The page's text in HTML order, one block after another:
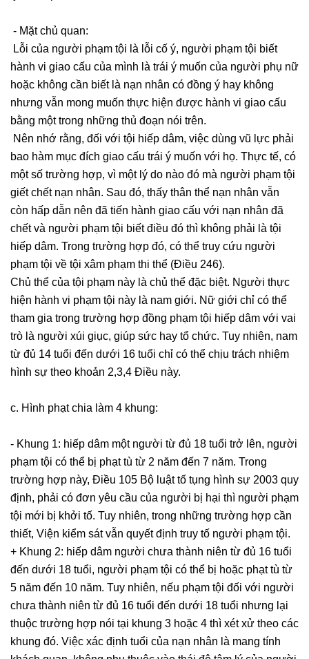
- Mặt chủ quan:
Lỗi của người phạm tội là lỗi cố ý, người phạm tội biết
hành vi giao cấu của mình là trái ý muốn của người phụ nữ
hoặc không cần biết là nạn nhân có đồng ý hay không
nhưng vẫn mong muốn thực hiện được hành vi giao cấu
bằng một trong những thủ đoạn nói trên.
Nên nhớ rằng, đối với tội hiếp dâm, việc dùng vũ lực phải
bao hàm mục đích giao cấu trái ý muốn với họ. Thực tế, có
một số trường hợp, vì một lý do nào đó mà người phạm tội
giết chết nạn nhân. Sau đó, thấy thân thể nạn nhân vẫn
còn hấp dẫn nên đã tiến hành giao cấu với nạn nhân đã
chết và người phạm tội biết điều đó thì không phải là tội
hiếp dâm. Trong trường hợp đó, có thể truy cứu người
phạm tội về tội xâm phạm thi thể (Điều 246).
Chủ thể của tội phạm này là chủ thể đặc biệt. Người thực
hiện hành vi phạm tội này là nam giới. Nữ giới chỉ có thể
tham gia trong trường hợp đồng phạm tội hiếp dâm với vai
trò là người xúi giục, giúp sức hay tổ chức. Tuy nhiên, nam
từ đủ 14 tuổi đến dưới 16 tuổi chỉ có thể chịu trách nhiệm
hình sự theo khoản 2,3,4 Điều này.
c. Hình phạt chia làm 4 khung:
- Khung 1: hiếp dâm một người từ đủ 18 tuổi trở lên, người
phạm tội có thể bị phạt tù từ 2 năm đến 7 năm. Trong
trường hợp này, Điều 105 Bộ luật tố tụng hình sự 2003 quy
định, phải có đơn yêu cầu của người bị hại thì người phạm
tội mới bị khởi tố. Tuy nhiên, trong những trường hợp cần
thiết, Viện kiểm sát vẫn quyết định truy tố người phạm tội.
+ Khung 2: hiếp dâm người chưa thành niên từ đủ 16 tuổi
đến dưới 18 tuổi, người phạm tội có thể bị hoặc phạt tù từ
5 năm đến 10 năm. Tuy nhiên, nếu phạm tội đối với người
chưa thành niên từ đủ 16 tuổi đến dưới 18 tuổi nhưng lại
thuộc trường hợp nói tại khung 3 hoặc 4 thì xét xử theo các
khung đó. Việc xác định tuổi của nạn nhân là mang tính